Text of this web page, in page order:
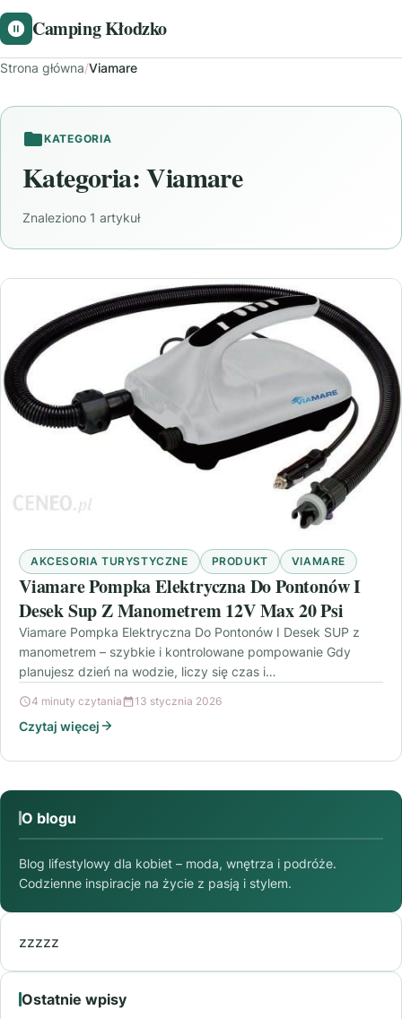
Camping Kłodzko
Strona główna/Viamare
KATEGORIA
Kategoria:Viamare
Znaleziono 1 artykuł
AKCESORIA TURYSTYCZNE PRODUKT VIAMARE
Viamare Pompka Elektryczna Do Pontonów I
Desek Sup Z Manometrem 12V Max 20 Psi
Viamare Pompka Elektryczna Do Pontonów I Desek SUP z
manometrem – szybkie i kontrolowane pompowanie Gdy
planujesz dzień na wodzie, liczy się czas i…
4 minuty czytania 13 stycznia 2026
Czytaj więcej
O blogu
Blog lifestylowy dla kobiet – moda, wnętrza i podróże.
Codzienne inspiracje na życie z pasją i stylem.
zzzzz
Ostatnie wpisy